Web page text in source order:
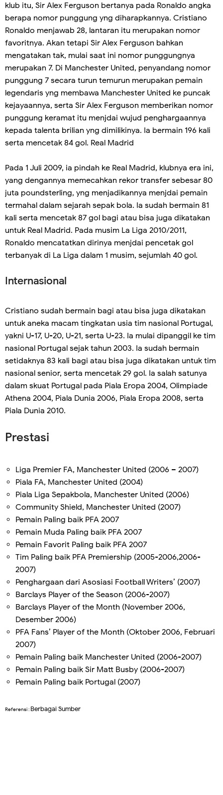
klub itu, Sir Alex Ferguson bertanya pada Ronaldo angka
berapa nomor punggung yng diharapkannya. Cristiano
Ronaldo menjawab 28, lantaran itu merupakan nomor
favoritnya. Akan tetapi Sir Alex Ferguson bahkan
mengatakan tak, mulai saat ini nomor punggungnya
merupakan 7. Di Manchester United, penyandang nomor
punggung 7 secara turun temurun merupakan pemain
legendaris yng membawa Manchester United ke puncak
kejayaannya, serta Sir Alex Ferguson memberikan nomor
punggung keramat itu menjdai wujud penghargaannya
kepada talenta brilian yng dimilikinya. Ia bermain 196 kali
serta mencetak 84 gol. Real Madrid
Pada 1 Juli 2009, ia pindah ke Real Madrid, klubnya era ini,
yang dengannya memecahkan rekor transfer sebesar 80
juta poundsterling, yng menjadikannya menjdai pemain
termahal dalam sejarah sepak bola. Ia sudah bermain 81
kali serta mencetak 87 gol bagi atau bisa juga dikatakan
untuk Real Madrid. Pada musim La Liga 2010/2011,
Ronaldo mencatatkan dirinya menjdai pencetak gol
terbanyak di La Liga dalam 1 musim, sejumlah 40 gol.
Internasional
Cristiano sudah bermain bagi atau bisa juga dikatakan
untuk aneka macam tingkatan usia tim nasional Portugal,
yakni U-17, U-20, U-21, serta U-23. Ia mulai dipanggil ke tim
nasional Portugal sejak tahun 2003. Ia sudah bermain
setidaknya 83 kali bagi atau bisa juga dikatakan untuk tim
nasional senior, serta mencetak 29 gol. Ia salah satunya
dalam skuat Portugal pada Piala Eropa 2004, Olimpiade
Athena 2004, Piala Dunia 2006, Piala Eropa 2008, serta
Piala Dunia 2010.
Prestasi
Liga Premier FA, Manchester United (2006 – 2007)
Piala FA, Manchester United (2004)
Piala Liga Sepakbola, Manchester United (2006)
Community Shield, Manchester United (2007)
Pemain Paling baik PFA 2007
Pemain Muda Paling baik PFA 2007
Pemain Favorit Paling baik PFA 2007
Tim Paling baik PFA Premiership (2005-2006,2006-
2007)
Penghargaan dari Asosiasi Football Writers’ (2007)
Barclays Player of the Season (2006-2007)
Barclays Player of the Month (November 2006,
Desember 2006)
PFA Fans’ Player of the Month (Oktober 2006, Februari
2007)
Pemain Paling baik Manchester United (2006-2007)
Pemain Paling baik Sir Matt Busby (2006-2007)
Pemain Paling baik Portugal (2007)
Referensi : Berbagai Sumber